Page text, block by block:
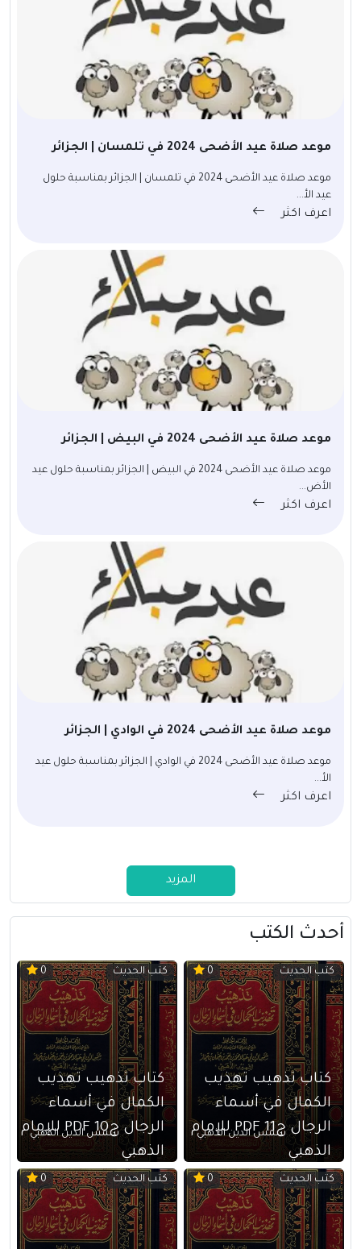
موعد صلاة عيد الأضحى 2024 في تلمسان | الجزائر
موعد صلاة عيد الأضحى 2024 في تلمسان | الجزائر بمناسبة حلول
عيد الأ...
اعرف اكثر
موعد صلاة عيد الأضحى 2024 في البيض | الجزائر
موعد صلاة عيد الأضحى 2024 في البيض | الجزائر بمناسبة حلول عيد
الأض...
اعرف اكثر
موعد صلاة عيد الأضحى 2024 في الوادي | الجزائر
موعد صلاة عيد الأضحى 2024 في الوادي | الجزائر بمناسبة حلول عيد
الأ...
اعرف اكثر
المزيد
أحدث الكتب
كتب الحديث 0
كتاب تذهيب تهذيب
الكمال في أسماء
الرجال ج11 PDF للإمام
الذهبي
شمس الدين الذهبي
كتب الحديث 0
كتاب تذهيب تهذيب
الكمال في أسماء
الرجال ج10 PDF للإمام
الذهبي
شمس الدين الذهبي
كتب الحديث 0 كتب الحديث 0